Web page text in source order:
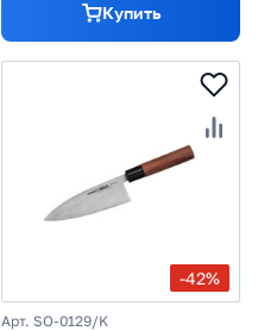
Купить
-42%
Арт. SO-0129/K